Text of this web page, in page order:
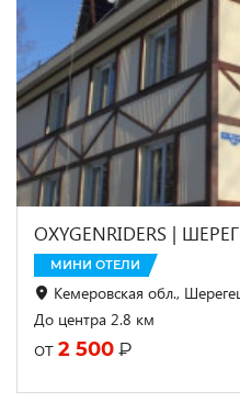
OXYGENRIDERS |
МИНИ ОТЕЛИ
Кемеровская обл.,
До центра 2.8 км
от 2 500 ₽